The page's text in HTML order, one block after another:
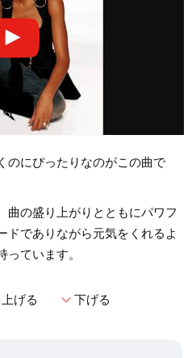
のにぴったりなのがこの曲で
曲の盛り上がりとともにパワフ
ドでありながら元気をくれるよ
っています。
げる expand_more下げる